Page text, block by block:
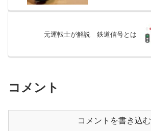
元運転士が解説 鉄道信号とは
コメント
コメントを書き込む